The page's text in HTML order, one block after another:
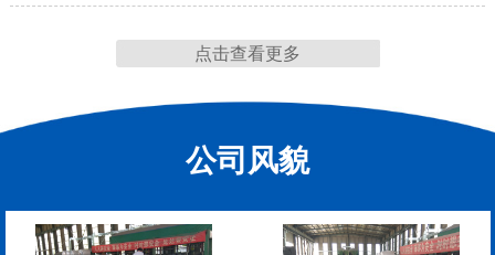
点击查看更多
公司风貌